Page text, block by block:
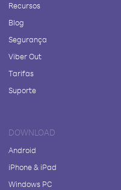
Recursos
Blog
Segurança
Viber Out
Tarifas
Suporte
DOWNLOAD
Android
iPhone & iPad
Windows PC